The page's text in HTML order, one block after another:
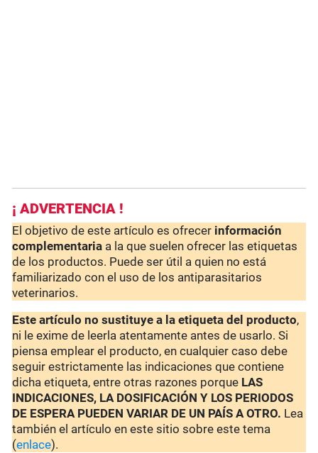
¡ ADVERTENCIA !
El objetivo de este artículo es ofrecer información
complementaria a la que suelen ofrecer las etiquetas
de los productos. Puede ser útil a quien no está
familiarizado con el uso de los antiparasitarios
veterinarios.
Este artículo no sustituye a la etiqueta del producto,
ni le exime de leerla atentamente antes de usarlo. Si
piensa emplear el producto, en cualquier caso debe
seguir estrictamente las indicaciones que contiene
dicha etiqueta, entre otras razones porque LAS
INDICACIONES, LA DOSIFICACIÓN Y LOS PERIODOS
DE ESPERA PUEDEN VARIAR DE UN PAÍS A OTRO. Lea
también el artículo en este sitio sobre este tema
(enlace).